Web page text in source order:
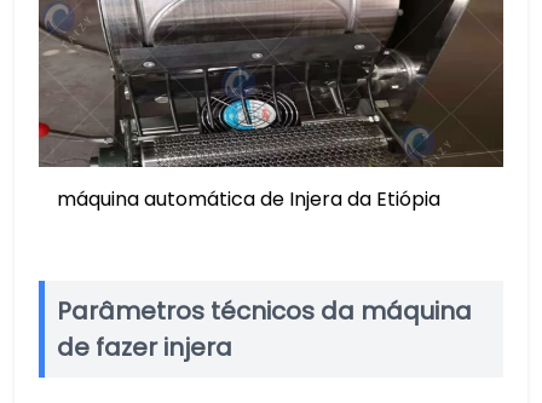
máquina automática de Injera da Etiópia
Parâmetros técnicos da máquina
de fazer injera